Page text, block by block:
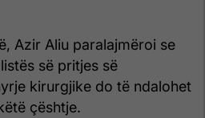
Azir Aliu paralajmëroi se
së pritjes së
kirurgjike do të ndalohet
çështje.